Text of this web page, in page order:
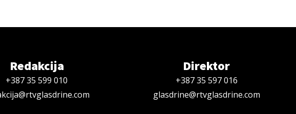
Redakcija
+387 35 599 010
Direktor
+387 35 597 016
glasdrine@rtvglasdrine.com